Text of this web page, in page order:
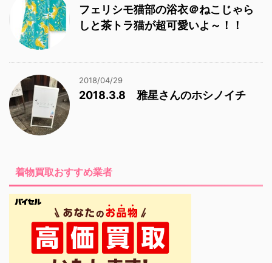
フェリシモ猫部の浴衣＠ねこじゃら
しと茶トラ猫が超可愛いよ～！！
2018/04/29
2018.3.8 雅星さんのホシノイチ
着物買取おすすめ業者